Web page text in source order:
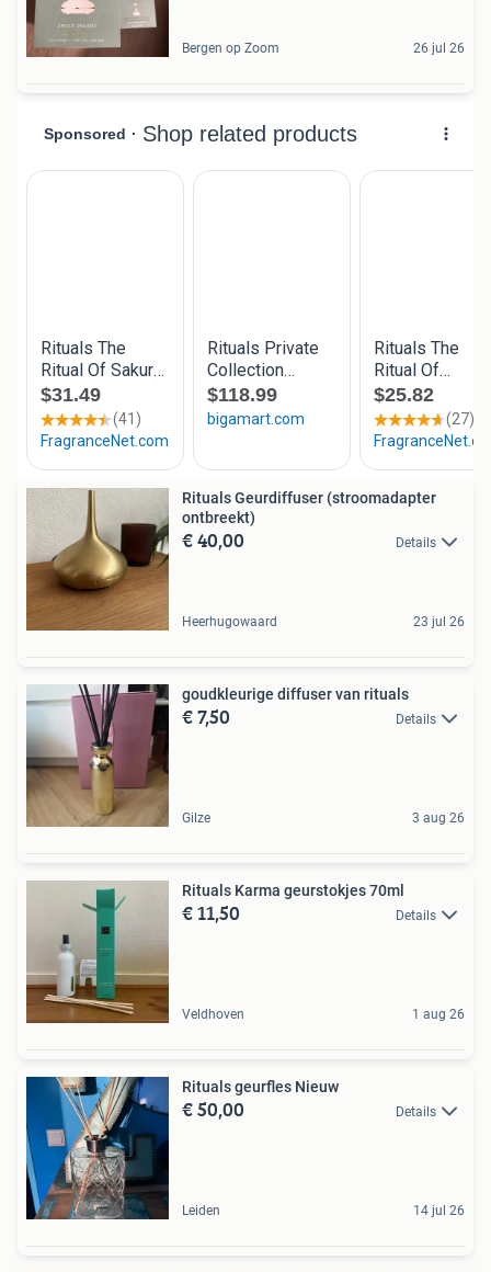
Bergen op Zoom 26 jul 26
Rituals Geurdiffuser (stroomadapter
ontbreekt)
€ 40,00 Details
Heerhugowaard 23 jul 26
goudkleurige diffuser van rituals
€ 7,50 Details
Gilze 3 aug 26
Rituals Karma geurstokjes 70ml
€ 11,50 Details
Veldhoven 1 aug 26
Rituals geurfles Nieuw
€ 50,00 Details
Leiden 14 jul 26